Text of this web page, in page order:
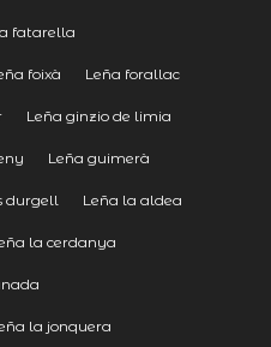
fatarella
foixà Leña forallac
Leña ginzio de limia
Leña guimerà
durgell Leña la aldea
la cerdanya
la jonquera